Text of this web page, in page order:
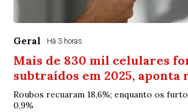
Geral Há 3 horas
Mais de 830 mil celulares
subtraídos em 2025,
Roubos recuaram 18,6%; enquanto os
0,9%